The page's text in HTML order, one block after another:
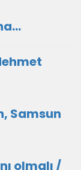
Samsun
olmalı /